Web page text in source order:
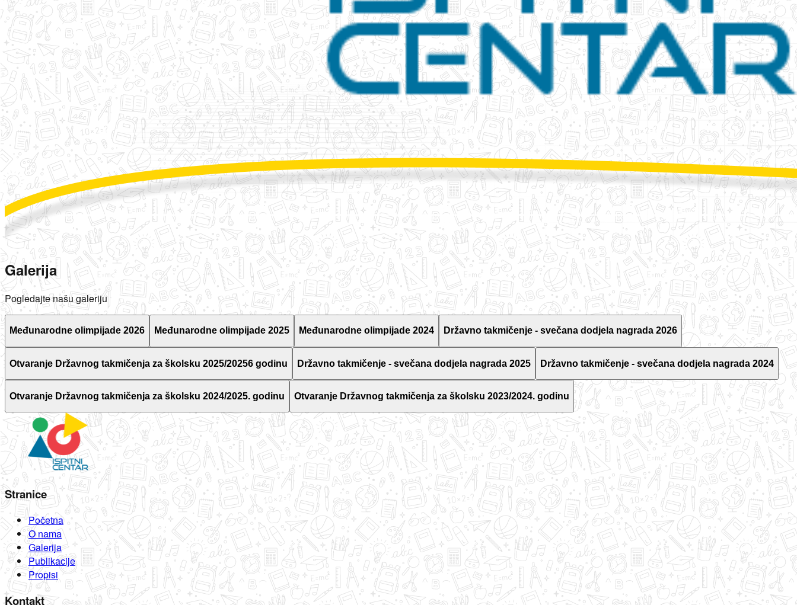
Galerija
Pogledajte našu galeriju
Međunarodne olimpijade 2026 Međunarodne olimpijade 2025 Međunarodne olimpijade 2024 Državno takmičenje - svečana dodjela nagrada 2026
Otvaranje Državnog takmičenja za školsku 2025/20256 godinu Državno takmičenje - svečana dodjela nagrada 2025 Državno takmičenje - svečana dodjela nagrada 2024
Otvaranje Državnog takmičenja za školsku 2024/2025. godinu Otvaranje Državnog takmičenja za školsku 2023/2024. godinu
Stranice
Početna
O nama
Galerija
Publikacije
Propisi
Kontakt